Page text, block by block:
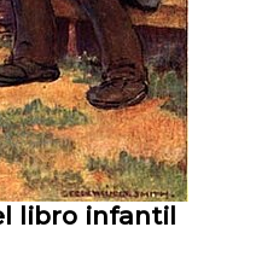
libro infantil